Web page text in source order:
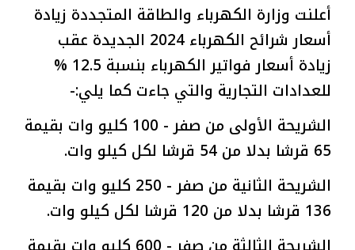
أعلنت وزارة الكهرباء والطاقة المتجددة زيادة
أسعار شرائح الكهرباء 2024 الجديدة عقب
زيادة أسعار فواتير الكهرباء بنسبة 12.5 %
للعدادات التجارية والتي جاءت كما يلي:-
الشريحة الأولى من صفر - 100 كليو وات بقيمة
65 قرشا بدلا من 54 قرشا لكل كيلو وات.
الشريحة الثانية من صفر - 250 كليو وات بقيمة
136 قرشا بدلا من 120 قرشا لكل كيلو وات.